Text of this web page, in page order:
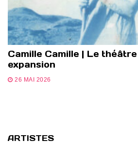
Camille Camille | Le théâtre
expansion
26 MAI 2026
ARTISTES